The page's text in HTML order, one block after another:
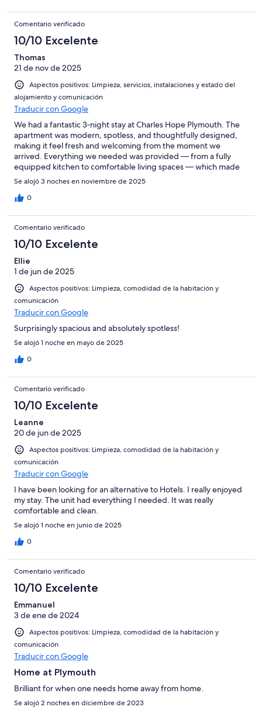
Comentario verificado
10/10 Excelente
Thomas
21 de nov de 2025
Aspectos positivos: Limpieza, servicios, instalaciones y estado del
alojamiento y comunicación
Traducir con Google
We had a fantastic 3‑night stay at Charles Hope Plymouth. The
apartment was modern, spotless, and thoughtfully designed,
making it feel fresh and welcoming from the moment we
arrived. Everything we needed was provided — from a fully
equipped kitchen to comfortable living spaces — which made
our stay effortless and enjoyable. The amenities were excellent,
with all the little details covered, so we never felt like anything
was missing. It was the perfect base for our trip, combining
looking for a clean, contemporary place to stay in Plymouth.
Se alojó 3 noches en noviembre de 2025
0
Comentario verificado
10/10 Excelente
Ellie
1 de jun de 2025
Aspectos positivos: Limpieza, comodidad de la habitación y
comunicación
Traducir con Google
Surprisingly spacious and absolutely spotless!
Se alojó 1 noche en mayo de 2025
0
Comentario verificado
10/10 Excelente
Leanne
20 de jun de 2025
Aspectos positivos: Limpieza, comodidad de la habitación y
comunicación
Traducir con Google
I have been looking for an alternative to Hotels. I really enjoyed
my stay. The unit had everything I needed. It was really
comfortable and clean.
Se alojó 1 noche en junio de 2025
0
Comentario verificado
10/10 Excelente
Emmanuel
3 de ene de 2024
Aspectos positivos: Limpieza, comodidad de la habitación y
comunicación
Traducir con Google
Home at Plymouth
Brilliant for when one needs home away from home.
Se alojó 2 noches en diciembre de 2023